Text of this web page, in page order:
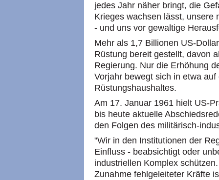
jedes Jahr näher bringt, die
Krieges wachsen lässt, unsere
- und uns vor gewaltige
Mehr als 1,7 Billionen US-
Rüstung bereit gestellt, davon
Regierung. Nur die Erhöhung
Vorjahr bewegt sich in etwa
Rüstungshaushaltes.
Am 17. Januar 1961 hielt US-
bis heute aktuelle
den Folgen des militärisch-
"Wir in den Institutionen der
Einfluss - beabsichtigt oder
industriellen Komplex
Zunahme fehlgeleiteter Kräfte